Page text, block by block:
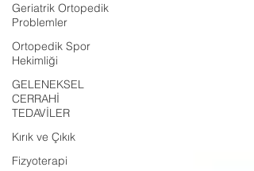
Geriatrik Ortopedik
Problemler
Ortopedik Spor
Hekimliği
GELENEKSEL
CERRAHİ
TEDAVİLER
Kırık ve Çıkık
Fizyoterapi